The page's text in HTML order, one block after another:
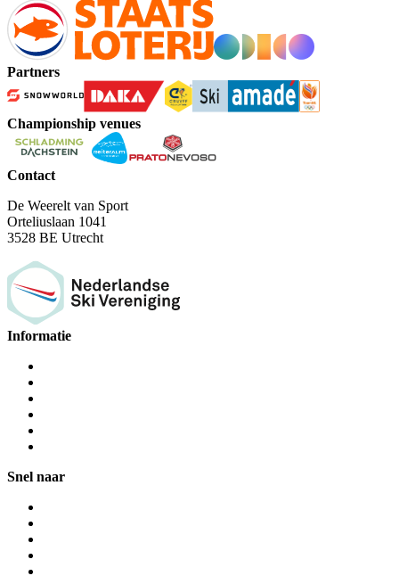
Partners
Championship venues
Contact
De Weerelt van Sport
Orteliuslaan 1041
3528 BE Utrecht
Informatie
Snel naar